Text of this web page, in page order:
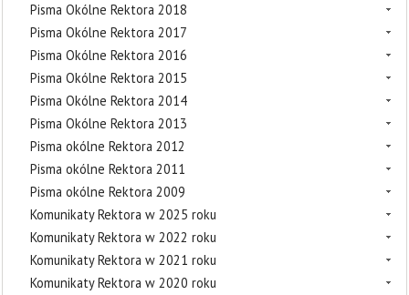
Pisma Okólne Rektora 2018
Pisma Okólne Rektora 2017
Pisma Okólne Rektora 2016
Pisma Okólne Rektora 2015
Pisma Okólne Rektora 2014
Pisma Okólne Rektora 2013
Pisma okólne Rektora 2012
Pisma okólne Rektora 2011
Pisma okólne Rektora 2009
Komunikaty Rektora w 2025 roku
Komunikaty Rektora w 2022 roku
Komunikaty Rektora w 2021 roku
Komunikaty Rektora w 2020 roku